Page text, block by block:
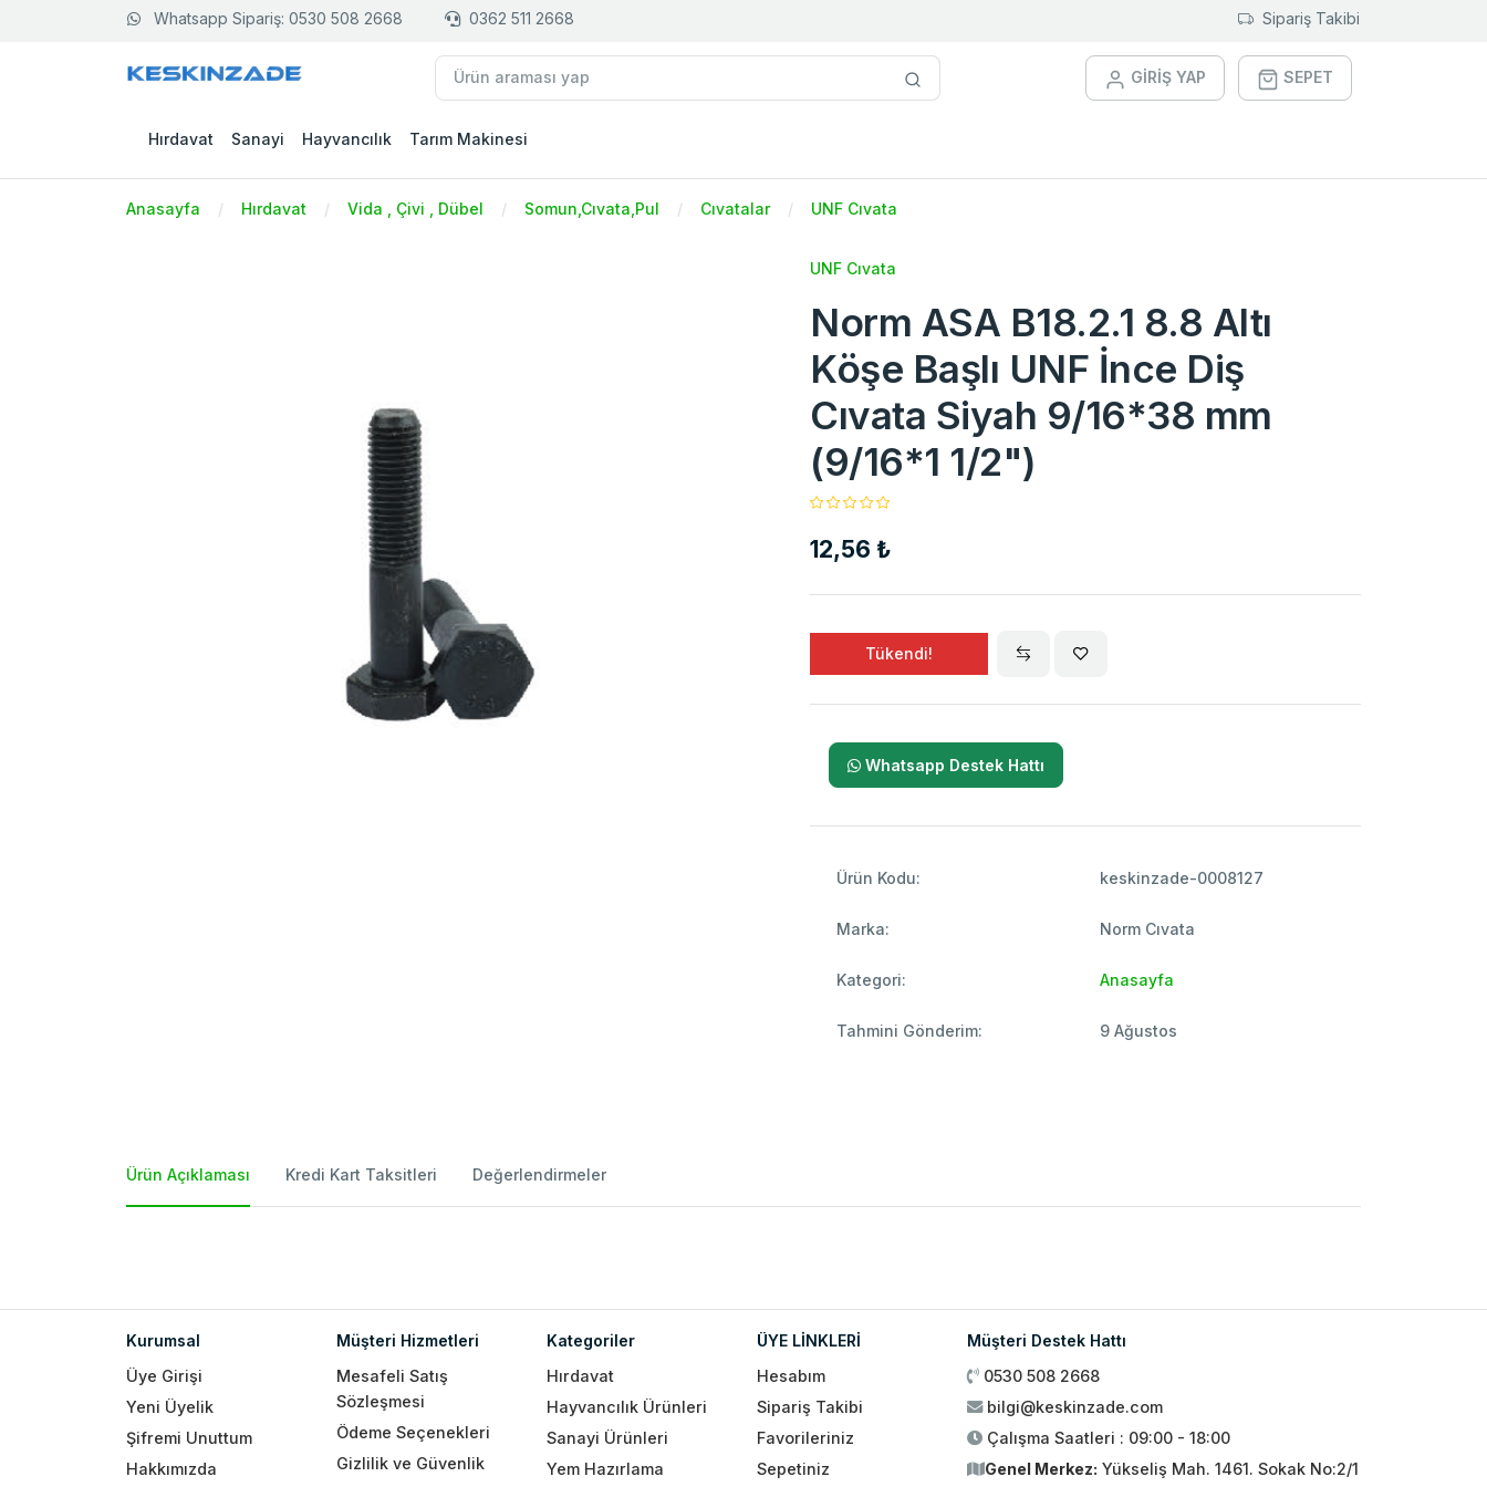
Whatsapp Sipariş: 0530 508 2668 0362 511 2668 Sipariş Takibi
GİRİŞ YAP SEPET
Hırdavat Sanayi Hayvancılık Tarım Makinesi
Anasayfa Hırdavat Vida , Çivi , Dübel Somun,Cıvata,Pul Cıvatalar UNF Cıvata
UNF Cıvata
Norm ASA B18.2.1 8.8 Altı
Köşe Başlı UNF İnce Diş
Cıvata Siyah 9/16*38 mm
(9/16*1 1/2")
12,56 ₺
Tükendi!
Whatsapp Destek Hattı
Ürün Kodu: keskinzade-0008127
Marka: Norm Cıvata
Kategori: Anasayfa
Tahmini Gönderim: 9 Ağustos
Ürün Açıklaması Kredi Kart Taksitleri Değerlendirmeler
Kurumsal
Üye Girişi
Yeni Üyelik
Şifremi Unuttum
Hakkımızda
Müşteri Hizmetleri
Mesafeli Satış
Sözleşmesi
Ödeme Seçenekleri
Gizlilik ve Güvenlik
Kategoriler
Hırdavat
Hayvancılık Ürünleri
Sanayi Ürünleri
Yem Hazırlama
ÜYE LİNKLERİ
Hesabım
Sipariş Takibi
Favorileriniz
Sepetiniz
Müşteri Destek Hattı
0530 508 2668
bilgi@keskinzade.com
Çalışma Saatleri : 09:00 - 18:00
Genel Merkez: Yükseliş Mah. 1461. Sokak No:2/1